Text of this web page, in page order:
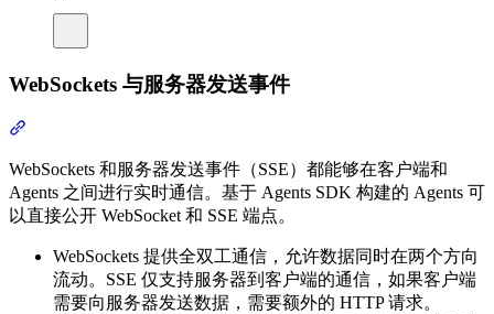
WebSockets 与服务器发送事件
WebSockets 和服务器发送事件（SSE）都能够在客户端和
Agents 之间进行实时通信。基于 Agents SDK 构建的 Agents 可
以直接公开 WebSocket 和 SSE 端点。
WebSockets 提供全双工通信，允许数据同时在两个方向
流动。SSE 仅支持服务器到客户端的通信，如果客户端
需要向服务器发送数据，需要额外的 HTTP 请求。